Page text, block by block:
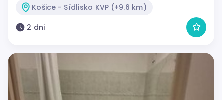
Košice - Sídlisko KVP (+9.6 km)
2 dni